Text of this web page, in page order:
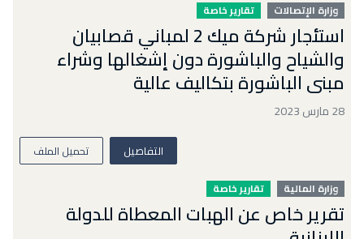
وزارة الإتصالات تقارير خاصة
استئجار شركة ميك 2 لمباني قصابيان
والشياح والباشورة دون إشغالها وشراء
مبنى الباشورة بتكاليف عالية
28 مارس 2023
التفاصيل تحميل الملف
وزارة المالية تقارير خاصة
تقرير خاص عن الهبات المعطاة للدولة